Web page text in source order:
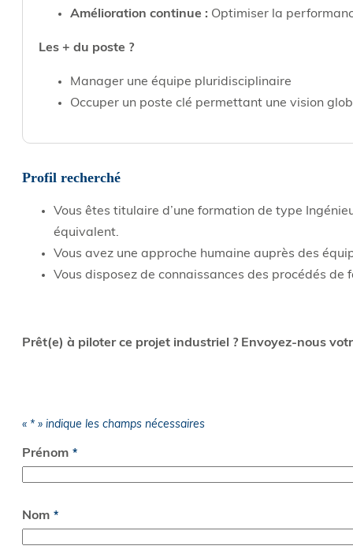
Amélioration continue : Optimiser la
Les + du poste ?
Manager une équipe pluridisciplinaire
Occuper un poste clé permettant une vision
Profil recherché
Vous êtes titulaire d’une formation de type
équivalent.
Vous avez une approche humaine auprès des
Vous disposez de connaissances des procédés
Prêt(e) à piloter ce projet industriel ? Envoyez-nous
« *» indique les champs nécessaires
NOM*
Prénom
Nom